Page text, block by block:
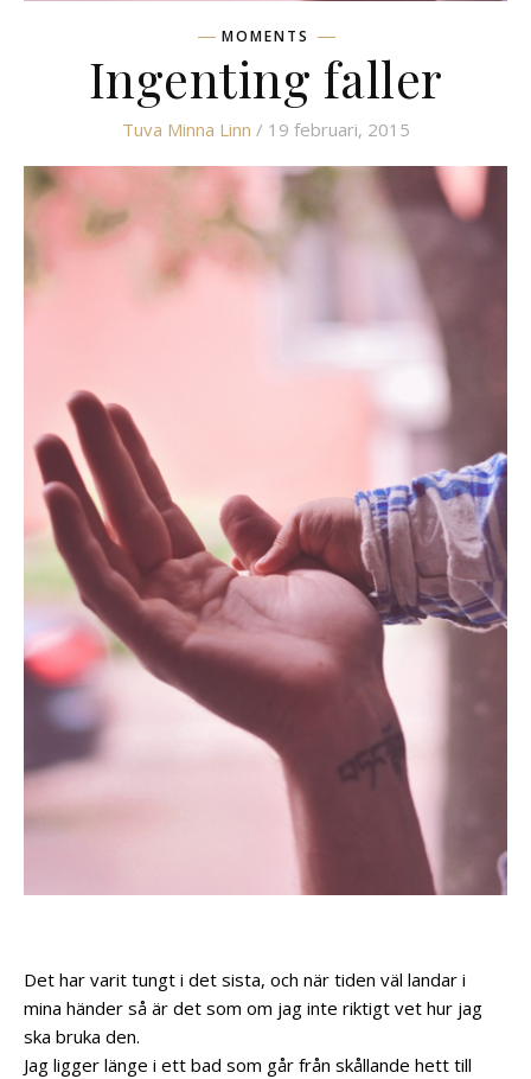
MOMENTS
Ingenting faller
Tuva Minna Linn / 19 februari, 2015
Det har varit tungt i det sista, och när tiden väl landar i
mina händer så är det som om jag inte riktigt vet hur jag
ska bruka den.
Jag ligger länge i ett bad som går från skållande hett till